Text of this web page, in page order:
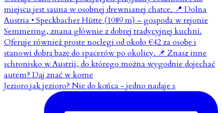
Jezioro jak jezioro? Nie do końca - jedno nadaje s